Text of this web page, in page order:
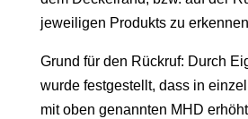
jeweiligen Produkts zu
Grund für den Rückruf: Durch
wurde festgestellt, dass in
mit oben genannten MHD